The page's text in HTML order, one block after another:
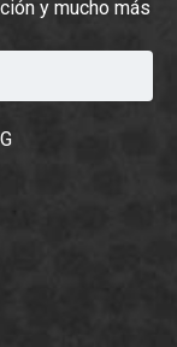
y mucho más